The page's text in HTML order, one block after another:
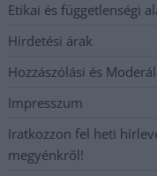
Etikai és függetlenségi
Hirdetési árak
Hozzászólási és
Impresszum
Iratkozzon fel heti
megyénkről!